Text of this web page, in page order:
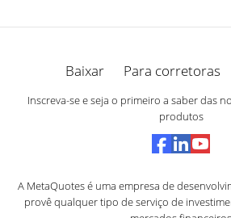
Baixar Para corretoras
Inscreva-se e seja o primeiro a saber das
produtos
A MetaQuotes é uma empresa de
provê qualquer tipo de serviço de